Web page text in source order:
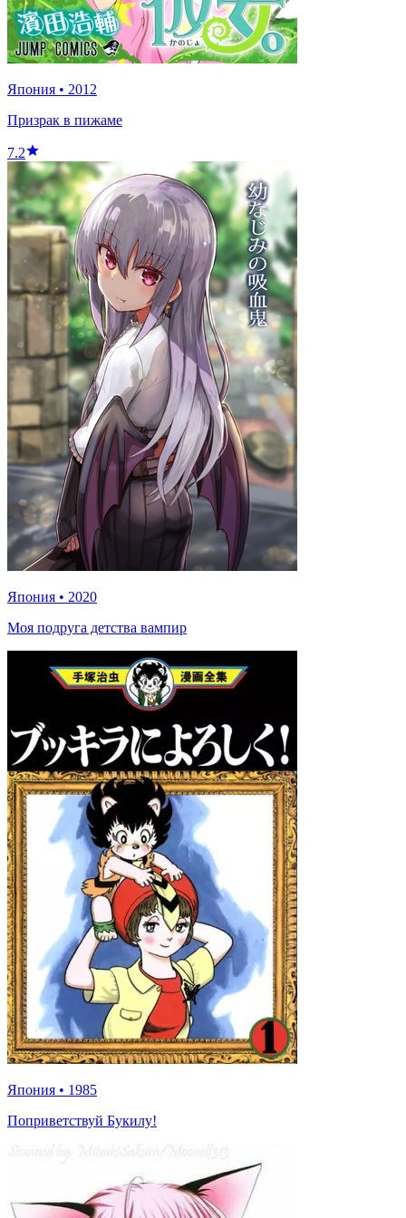
Япония • 2012
Призрак в пижаме
7.2
Япония • 2020
Моя подруга детства вампир
Япония • 1985
Поприветствуй Букилу!